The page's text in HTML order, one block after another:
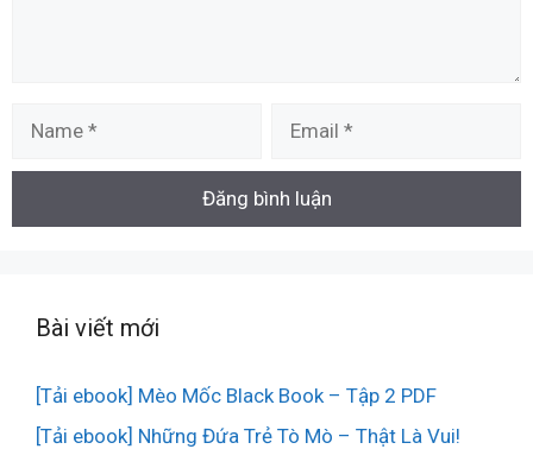
Bài viết mới
[Tải ebook] Mèo Mốc Black Book – Tập 2 PDF
[Tải ebook] Những Đứa Trẻ Tò Mò – Thật Là Vui!